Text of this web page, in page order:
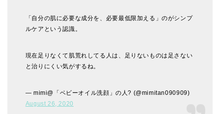
「自分の肌に必要な成分を、必要最低限加える」のがシンプ
ルケアという認識。
現在足りなくて肌荒れしてる人は、足りないものは足さない
と治りにくい気がするね。
— mimi@「ベビーオイル洗顔」の人? (@mimitan090909)
August 26, 2020